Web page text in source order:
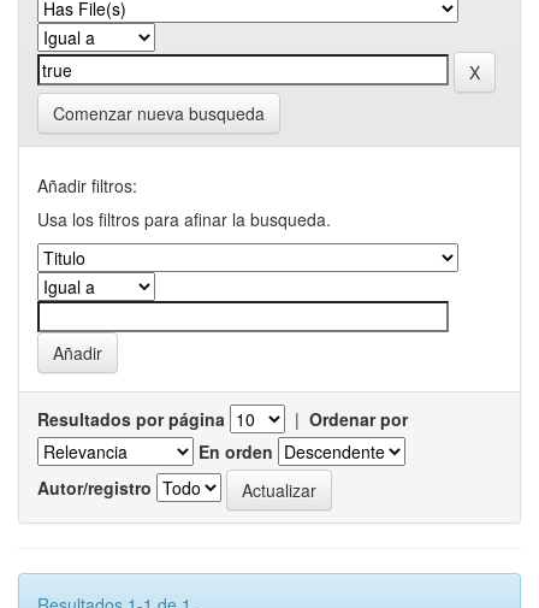
Comenzar nueva busqueda
Añadir filtros:
Usa los filtros para afinar la busqueda.
Resultados por página | Ordenar por
En orden
Autor/registro